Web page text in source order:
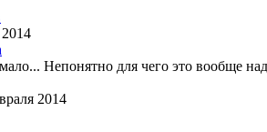
Непонятно для чего это вообще
2014